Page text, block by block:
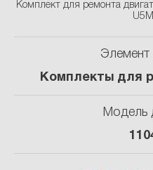
Комплект для ремонта
Элемент
Комплекты для
Модель